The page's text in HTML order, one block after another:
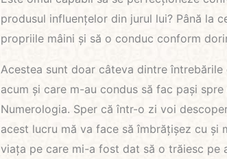
produsul influențelor din jurul lui? Până la
propriile mâini și să o conduc conform
Acestea sunt doar câteva dintre
acum și care m-au condus să fac pași
Numerologia. Sper că într-o zi voi
acest lucru mă va face să îmbrățișez cu și
viața pe care mi-a fost dat să o trăiesc pe